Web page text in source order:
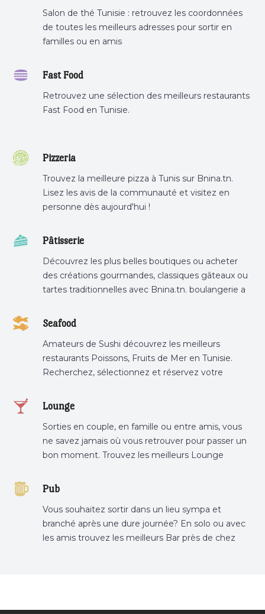
Salon de thé Tunisie : retrouvez les coordonnées
de toutes les meilleurs adresses pour sortir en
familles ou en amis
Fast Food
Retrouvez une sélection des meilleurs restaurants
Fast Food en Tunisie.
Pizzeria
Trouvez la meilleure pizza à Tunis sur Bnina.tn.
Lisez les avis de la communauté et visitez en
personne dès aujourd'hui !
Pâtisserie
Découvrez les plus belles boutiques ou acheter
des créations gourmandes, classiques gâteaux ou
tartes traditionnelles avec Bnina.tn. boulangerie a
tunis, pâtisserie sousse .
Seafood
Amateurs de Sushi découvrez les meilleurs
restaurants Poissons, Fruits de Mer en Tunisie.
Recherchez, sélectionnez et réservez votre
Lounge
Sorties en couple, en famille ou entre amis, vous
ne savez jamais où vous retrouver pour passer un
bon moment. Trouvez les meilleurs Lounge
Pub
Vous souhaitez sortir dans un lieu sympa et
branché après une dure journée? En solo ou avec
les amis trouvez les meilleurs Bar près de chez